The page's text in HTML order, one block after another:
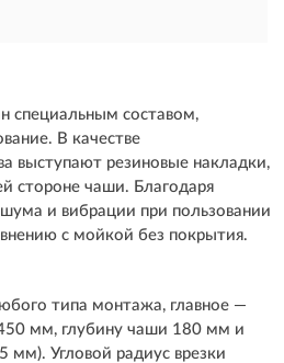
специальным составом,
В качестве
выступают резиновые накладки,
стороне чаши. Благодаря
и вибрации при пользовании
с мойкой без покрытия.
типа монтажа, главное —
мм, глубину чаши 180 мм и
мм). Угловой радиус врезки